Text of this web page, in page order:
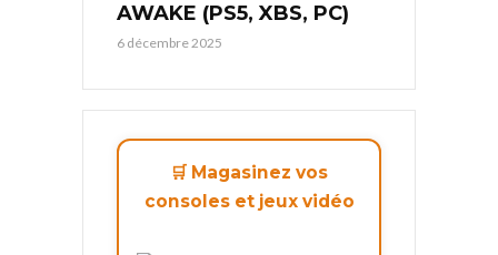
AWAKE (PS5, XBS, PC)
6 décembre 2025
🛒 Magasinez vos
consoles et jeux vidéo